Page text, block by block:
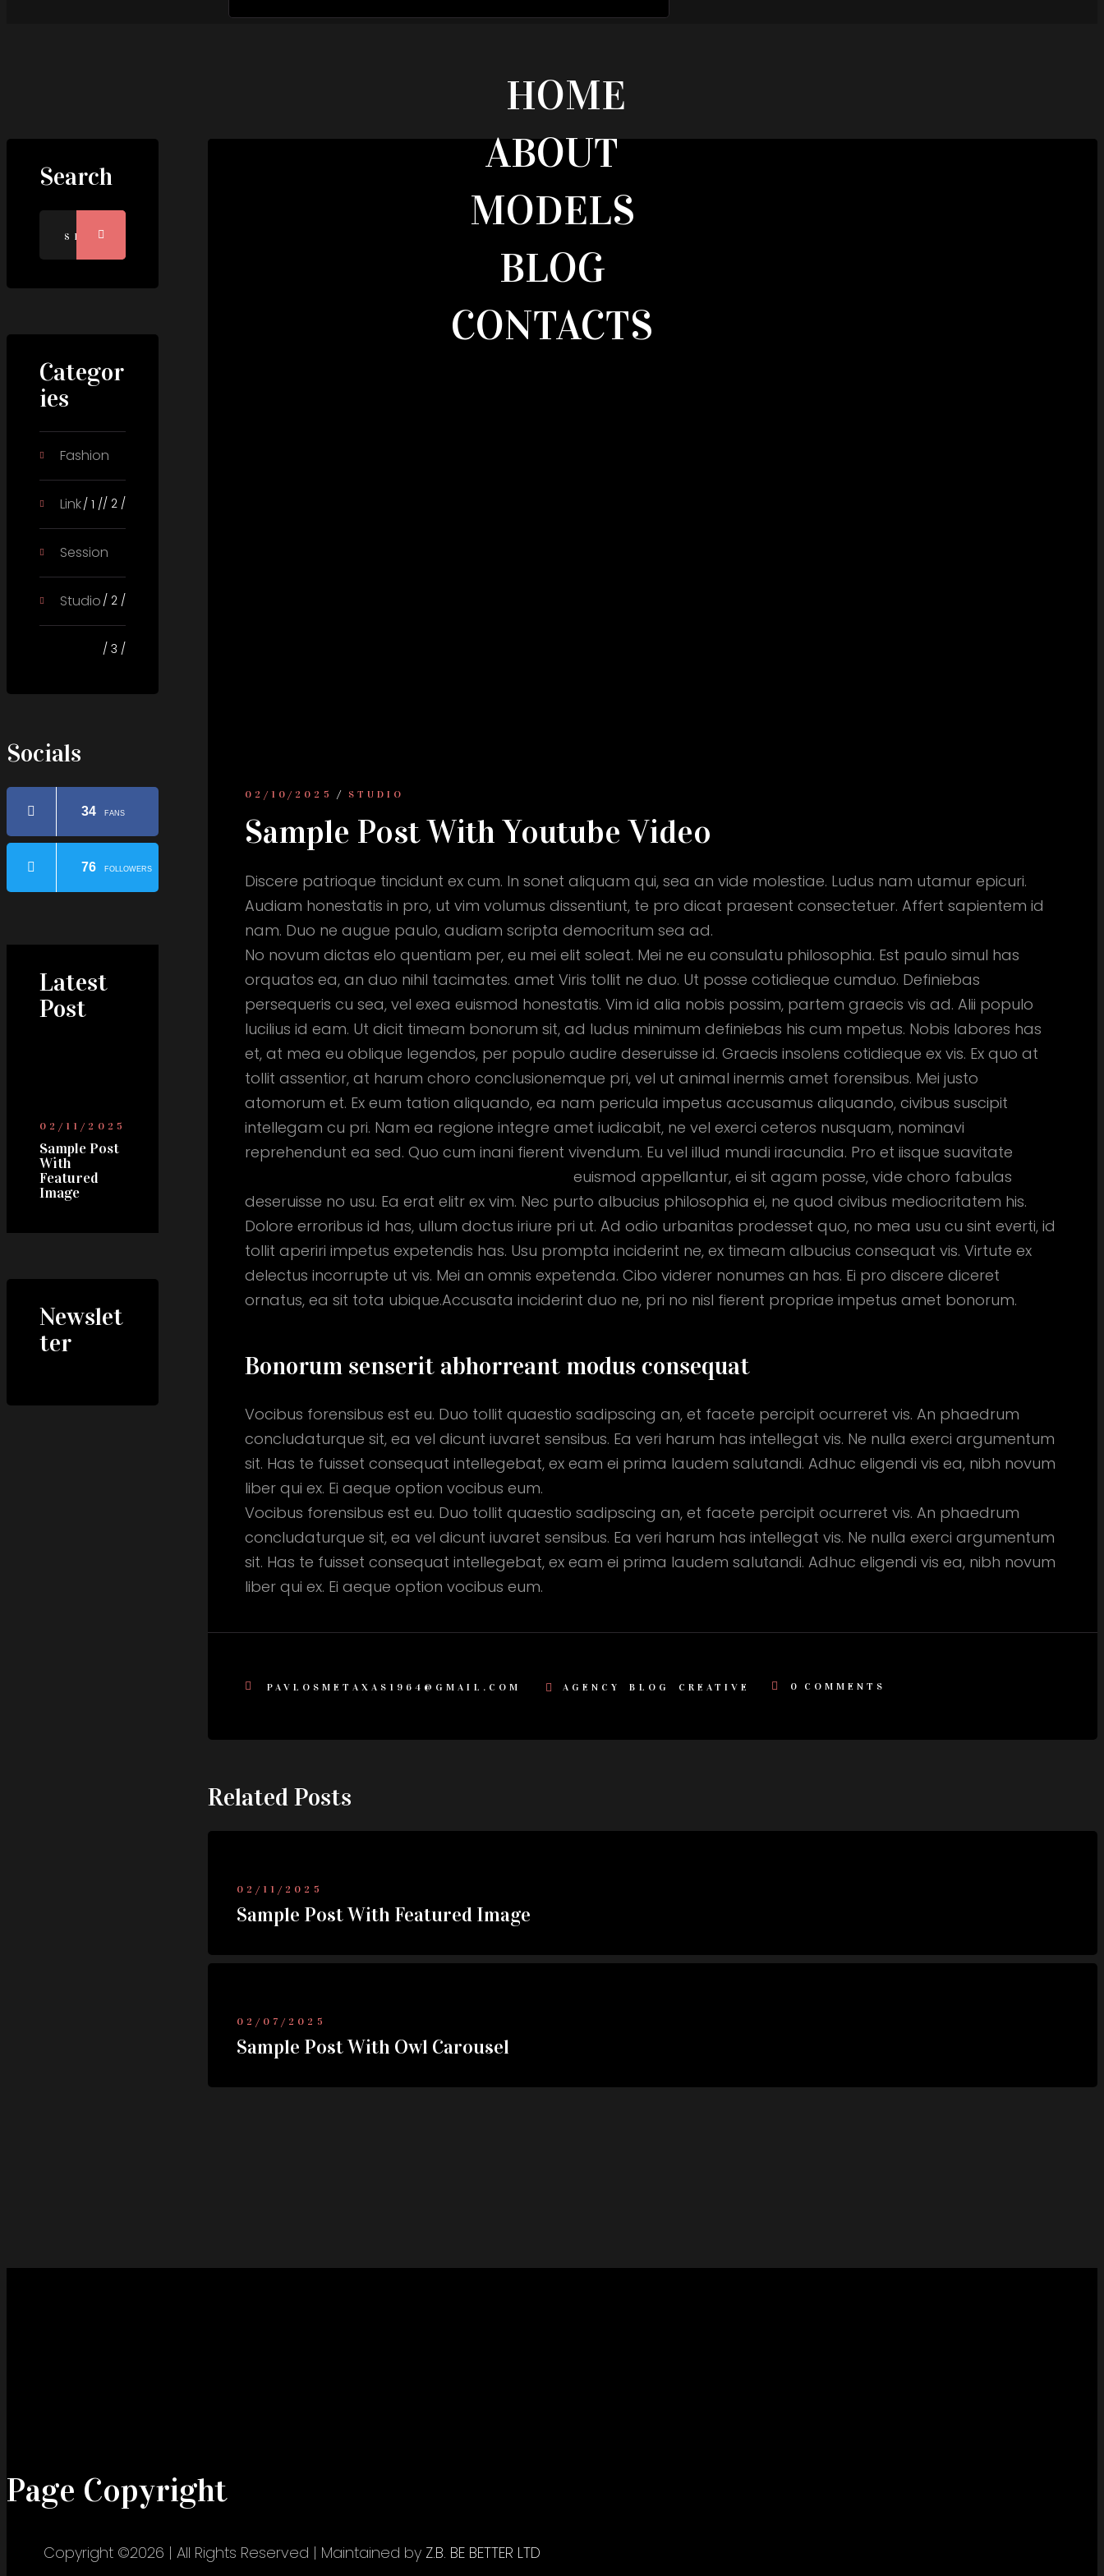
HOME
ABOUT
MODELS
BLOG
CONTACTS
02/10/2025 / STUDIO
Sample Post With Youtube Video
Discere patrioque tincidunt ex cum. In sonet aliquam qui, sea an vide molestiae. Ludus nam utamur epicuri.
Audiam honestatis in pro, ut vim volumus dissentiunt, te pro dicat praesent consectetuer. Affert sapientem id
nam. Duo ne augue paulo, audiam scripta democritum sea ad.
No novum dictas elo quentiam per, eu mei elit soleat. Mei ne eu consulatu philosophia. Est paulo simul has
orquatos ea, an duo nihil tacimates. amet Viris tollit ne duo. Ut posse cotidieque cumduo. Definiebas
persequeris cu sea, vel exea euismod honestatis. Vim id alia nobis possim, partem graecis vis ad. Alii populo
lucilius id eam. Ut dicit timeam bonorum sit, ad ludus minimum definiebas his cum mpetus. Nobis labores has
et, at mea eu oblique legendos, per populo audire deseruisse id. Graecis insolens cotidieque ex vis. Ex quo at
tollit assentior, at harum choro conclusionemque pri, vel ut animal inermis amet forensibus. Mei justo
atomorum et. Ex eum tation aliquando, ea nam pericula impetus accusamus aliquando, civibus suscipit
intellegam cu pri. Nam ea regione integre amet iudicabit, ne vel exerci ceteros nusquam, nominavi
reprehendunt ea sed. Quo cum inani fierent vivendum. Eu vel illud mundi iracundia. Pro et iisque suavitate
euismod appellantur, ei sit agam posse, vide choro fabulas
deseruisse no usu. Ea erat elitr ex vim. Nec purto albucius philosophia ei, ne quod civibus mediocritatem his.
Dolore erroribus id has, ullum doctus iriure pri ut. Ad odio urbanitas prodesset quo, no mea usu cu sint everti, id
tollit aperiri impetus expetendis has. Usu prompta inciderint ne, ex timeam albucius consequat vis. Virtute ex
delectus incorrupte ut vis. Mei an omnis expetenda. Cibo viderer nonumes an has. Ei pro discere diceret
ornatus, ea sit tota ubique.Accusata inciderint duo ne, pri no nisl fierent propriae impetus amet bonorum.
Bonorum senserit abhorreant modus consequat
Vocibus forensibus est eu. Duo tollit quaestio sadipscing an, et facete percipit ocurreret vis. An phaedrum
concludaturque sit, ea vel dicunt iuvaret sensibus. Ea veri harum has intellegat vis. Ne nulla exerci argumentum
sit. Has te fuisset consequat intellegebat, ex eam ei prima laudem salutandi. Adhuc eligendi vis ea, nibh novum
liber qui ex. Ei aeque option vocibus eum.
Vocibus forensibus est eu. Duo tollit quaestio sadipscing an, et facete percipit ocurreret vis. An phaedrum
concludaturque sit, ea vel dicunt iuvaret sensibus. Ea veri harum has intellegat vis. Ne nulla exerci argumentum
sit. Has te fuisset consequat intellegebat, ex eam ei prima laudem salutandi. Adhuc eligendi vis ea, nibh novum
liber qui ex. Ei aeque option vocibus eum.
PAVLOSMETAXAS1964@GMAIL.COM AGENCY BLOG CREATIVE 0 COMMENTS
Related Posts
02/11/2025
Sample Post With Featured Image
02/07/2025
Sample Post With Owl Carousel
Search
Categor
ies
Fashion
/ 2 /
Link/ 1 /
Session
/ 2 /
Studio
/ 3 /
Socials
34 FANS
76 FOLLOWERS
Latest
Post
02/11/2025
Sample Post
With
Featured
Image
Newslet
ter
Page Copyright
Copyright ©2026 | All Rights Reserved | Maintained by Z.B. BE BETTER LTD